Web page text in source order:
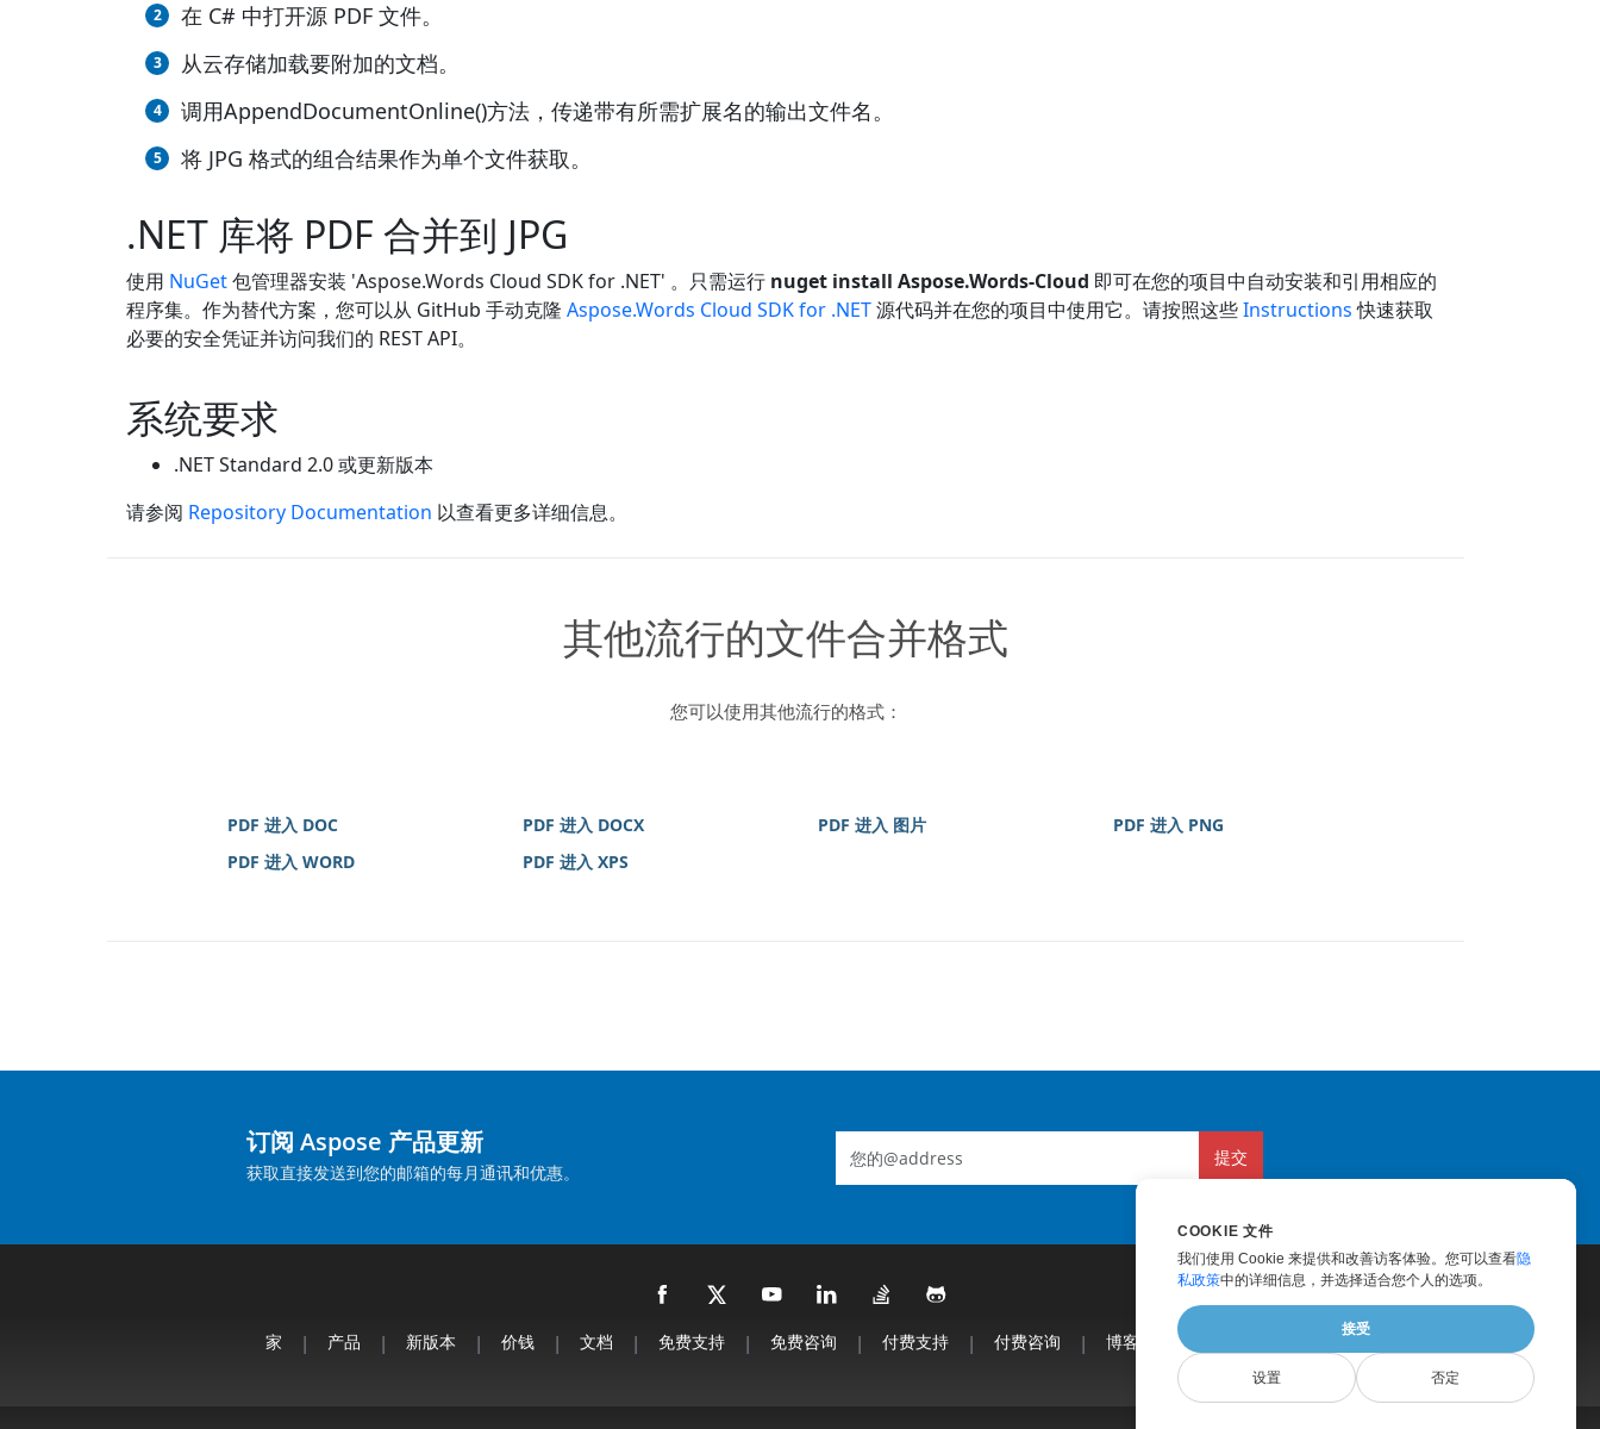
在 C# 中打开源 PDF 文件。
从云存储加载要附加的文档。
调用AppendDocumentOnline()方法，传递带有所需扩展名的输出文件名。
将 JPG 格式的组合结果作为单个文件获取。
.NET 库将 PDF 合并到 JPG
使用 NuGet包管理器安装 'Aspose.Words Cloud SDK for .NET' 。只需运行 nuget install Aspose.Words-Cloud 即可在您的项目中自动安装和引用相应的
程序集。作为替代方案，您可以从 GitHub 手动克隆 Aspose.Words Cloud SDK for .NET源代码并在您的项目中使用它。请按照这些Instructions快速获取
必要的安全凭证并访问我们的 REST API。
系统要求
.NET Standard 2.0 或更新版本
请参阅 Repository Documentation 以查看更多详细信息。
其他流行的文件合并格式
您可以使用其他流行的格式：
PDF 进入 DOC PDF 进入 DOCX PDF 进入 图片
PDF 进入 PNG
PDF 进入 WORD
PDF 进入 XPS
订阅 Aspose 产品更新
获取直接发送到您的邮箱的每月通讯和优惠。
提交
家 | 产品 | 新版本 | 价钱 | 文档 | 免费支持 | 免费咨询 | 付费支持 | 付费咨询 | 博客 网站
COOKIE 文件
我们使用 Cookie 来提供和改善访客体验。您可以查看隐
私政策中的详细信息，并选择适合您个人的选项。
接受
设置 否定